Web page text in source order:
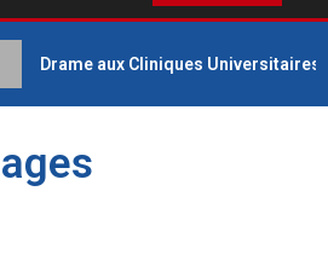
Drame aux Cliniques